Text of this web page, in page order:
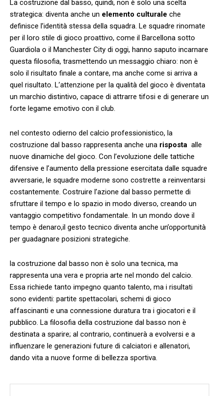
La costruzione⁣ dal basso, quindi, ⁤non è solo una scelta
strategica: diventa⁢ anche un elemento⁣ culturale che
definisce l’identità stessa della squadra. Le squadre rinomate
per il loro stile di gioco proattivo, come il Barcellona sotto
Guardiola o il Manchester City di oggi, ‌hanno ⁤saputo​ incarnare
questa filosofia, trasmettendo un messaggio chiaro: non è
solo il ​risultato finale a contare, ma anche‍ come si arriva ⁢a
quel risultato. ⁢L’attenzione ​per la qualità del ⁢gioco​ è diventata
un marchio⁢ distintivo, capace di attrarre​ tifosi e ‍di⁢ generare un
forte legame emotivo con ⁤il club.
nel contesto odierno del calcio professionistico, la
⁤costruzione dal basso ‌rappresenta anche una risposta ‍ alle
nuove dinamiche ​del gioco. ‌Con ‍l’evoluzione delle ⁣tattiche
difensive e l’aumento della‌ pressione esercitata ⁢dalle squadre
avversarie, le squadre moderne sono⁤ costrette a reinventarsi
costantemente. Costruire‍ l’azione dal basso ‌permette ⁤di
sfruttare il tempo e lo spazio in modo diverso, creando un
vantaggio competitivo fondamentale. In un mondo dove il
tempo è denaro,il gesto tecnico diventa anche un’opportunità
per guadagnare posizioni strategiche.
la costruzione dal ⁤basso non è solo una tecnica, ma
rappresenta una vera e propria arte nel mondo del calcio.
Essa richiede ‌tanto impegno quanto talento,​ ma i risultati
sono evidenti: partite ‍spettacolari, ​schemi di⁤ gioco​
affascinanti e una connessione duratura ⁤tra ⁣i giocatori e il
pubblico. ⁢La filosofia della costruzione ⁤dal basso non è
destinata a sparire; ​al contrario, continuerà a evolversi e a
influenzare le⁣ generazioni​ future di calciatori e​ allenatori,
dando ‌vita‍ a nuove⁤ forme di bellezza sportiva.